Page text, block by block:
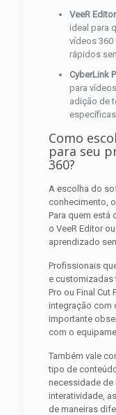
VeeR
ideal para
vídeos
rápidos
CyberLink
para
adição de
Como
para seu
360?
A escolha do
conhecimento,
Para quem está
o VeeR Editor
aprendizado
Profissionais
e customizadas
Pro ou Final Cut
integração com
importante
com o
Também vale
tipo de
necessidade de
interatividade,
de maneiras